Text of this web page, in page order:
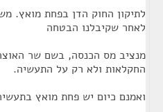
לתיקון החוק הדן בפחת מואץ.
לאחר שקיבלנו הבטחה
מנציב מס הכנסה, בשם שר
החקלאות ולא רק על התעשיה.
ואמנם כיום יש פחת מואץ